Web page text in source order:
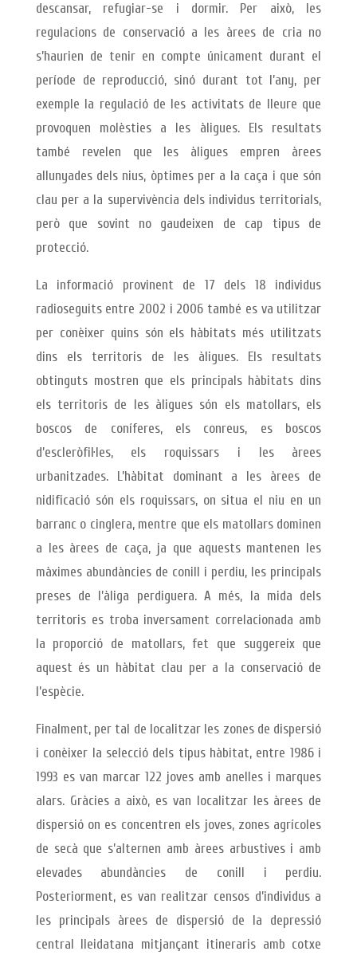
descansar, refugiar-se i dormir. Per això, les
regulacions de conservació a les àrees de cria no
s’haurien de tenir en compte únicament durant el
període de reproducció, sinó durant tot l’any, per
exemple la regulació de les activitats de lleure que
provoquen molèsties a les àligues. Els resultats
també revelen que les àligues empren àrees
allunyades dels nius, òptimes per a la caça i que són
clau per a la supervivència dels individus territorials,
però que sovint no gaudeixen de cap tipus de
protecció.
La informació provinent de 17 dels 18 individus
radioseguits entre 2002 i 2006 també es va utilitzar
per conèixer quins són els hàbitats més utilitzats
dins els territoris de les àligues. Els resultats
obtinguts mostren que els principals hàbitats dins
els territoris de les àligues són els matollars, els
boscos de coníferes, els conreus, es boscos
d’escleròfil·les, els roquissars i les àrees
urbanitzades. L’hàbitat dominant a les àrees de
nidificació són els roquissars, on situa el niu en un
barranc o cinglera, mentre que els matollars dominen
a les àrees de caça, ja que aquests mantenen les
màximes abundàncies de conill i perdiu, les principals
preses de l’àliga perdiguera. A més, la mida dels
territoris es troba inversament correlacionada amb
la proporció de matollars, fet que suggereix que
aquest és un hàbitat clau per a la conservació de
l’espècie.
Finalment, per tal de localitzar les zones de dispersió
i conèixer la selecció dels tipus hàbitat, entre 1986 i
1993 es van marcar 122 joves amb anelles i marques
alars. Gràcies a això, es van localitzar les àrees de
dispersió on es concentren els joves, zones agrícoles
de secà que s’alternen amb àrees arbustives i amb
elevades abundàncies de conill i perdiu.
Posteriorment, es van realitzar censos d’individus a
les principals àrees de dispersió de la depressió
central lleidatana mitjançant itineraris amb cotxe